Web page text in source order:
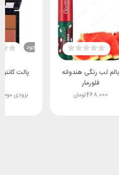
بالم لب رنگی هندوانه
فلورمار
تومان468.000
ناموجود
پالت کانتور
بزودی